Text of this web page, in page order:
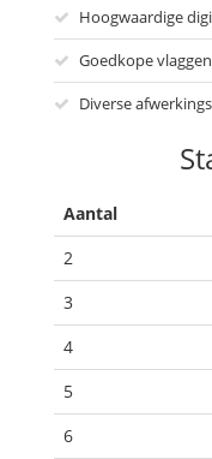
Hoogwaardige
Goedkope
Diverse
Aantal
2
3
4
5
6